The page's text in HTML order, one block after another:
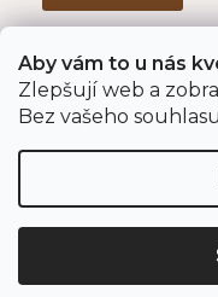
Aby vám to u nás
Zlepšují web a
Bez vašeho
Jahodárna